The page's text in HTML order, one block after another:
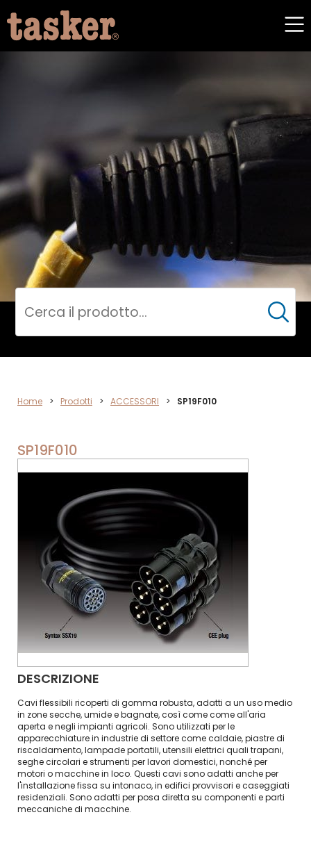
ACCESSORI
Cerca
Home > Prodotti > ACCESSORI > SP19F010
SP19F010
DESCRIZIONE
Cavi flessibili ricoperti di gomma robusta, adatti a un uso medio
in zone secche, umide e bagnate, così come come all'aria
aperta e negli impianti agricoli. Sono utilizzati per le
apparecchiature in industrie di settore come caldaie, piastre di
riscaldamento, lampade portatili, utensili elettrici quali trapani,
seghe circolari e strumenti per lavori domestici, nonché per
motori o macchine in loco. Questi cavi sono adatti anche per
l'installazione fissa su intonaco, in edifici provvisori e caseggiati
residenziali. Sono adatti per posa diretta su componenti e parti
meccaniche di macchine.